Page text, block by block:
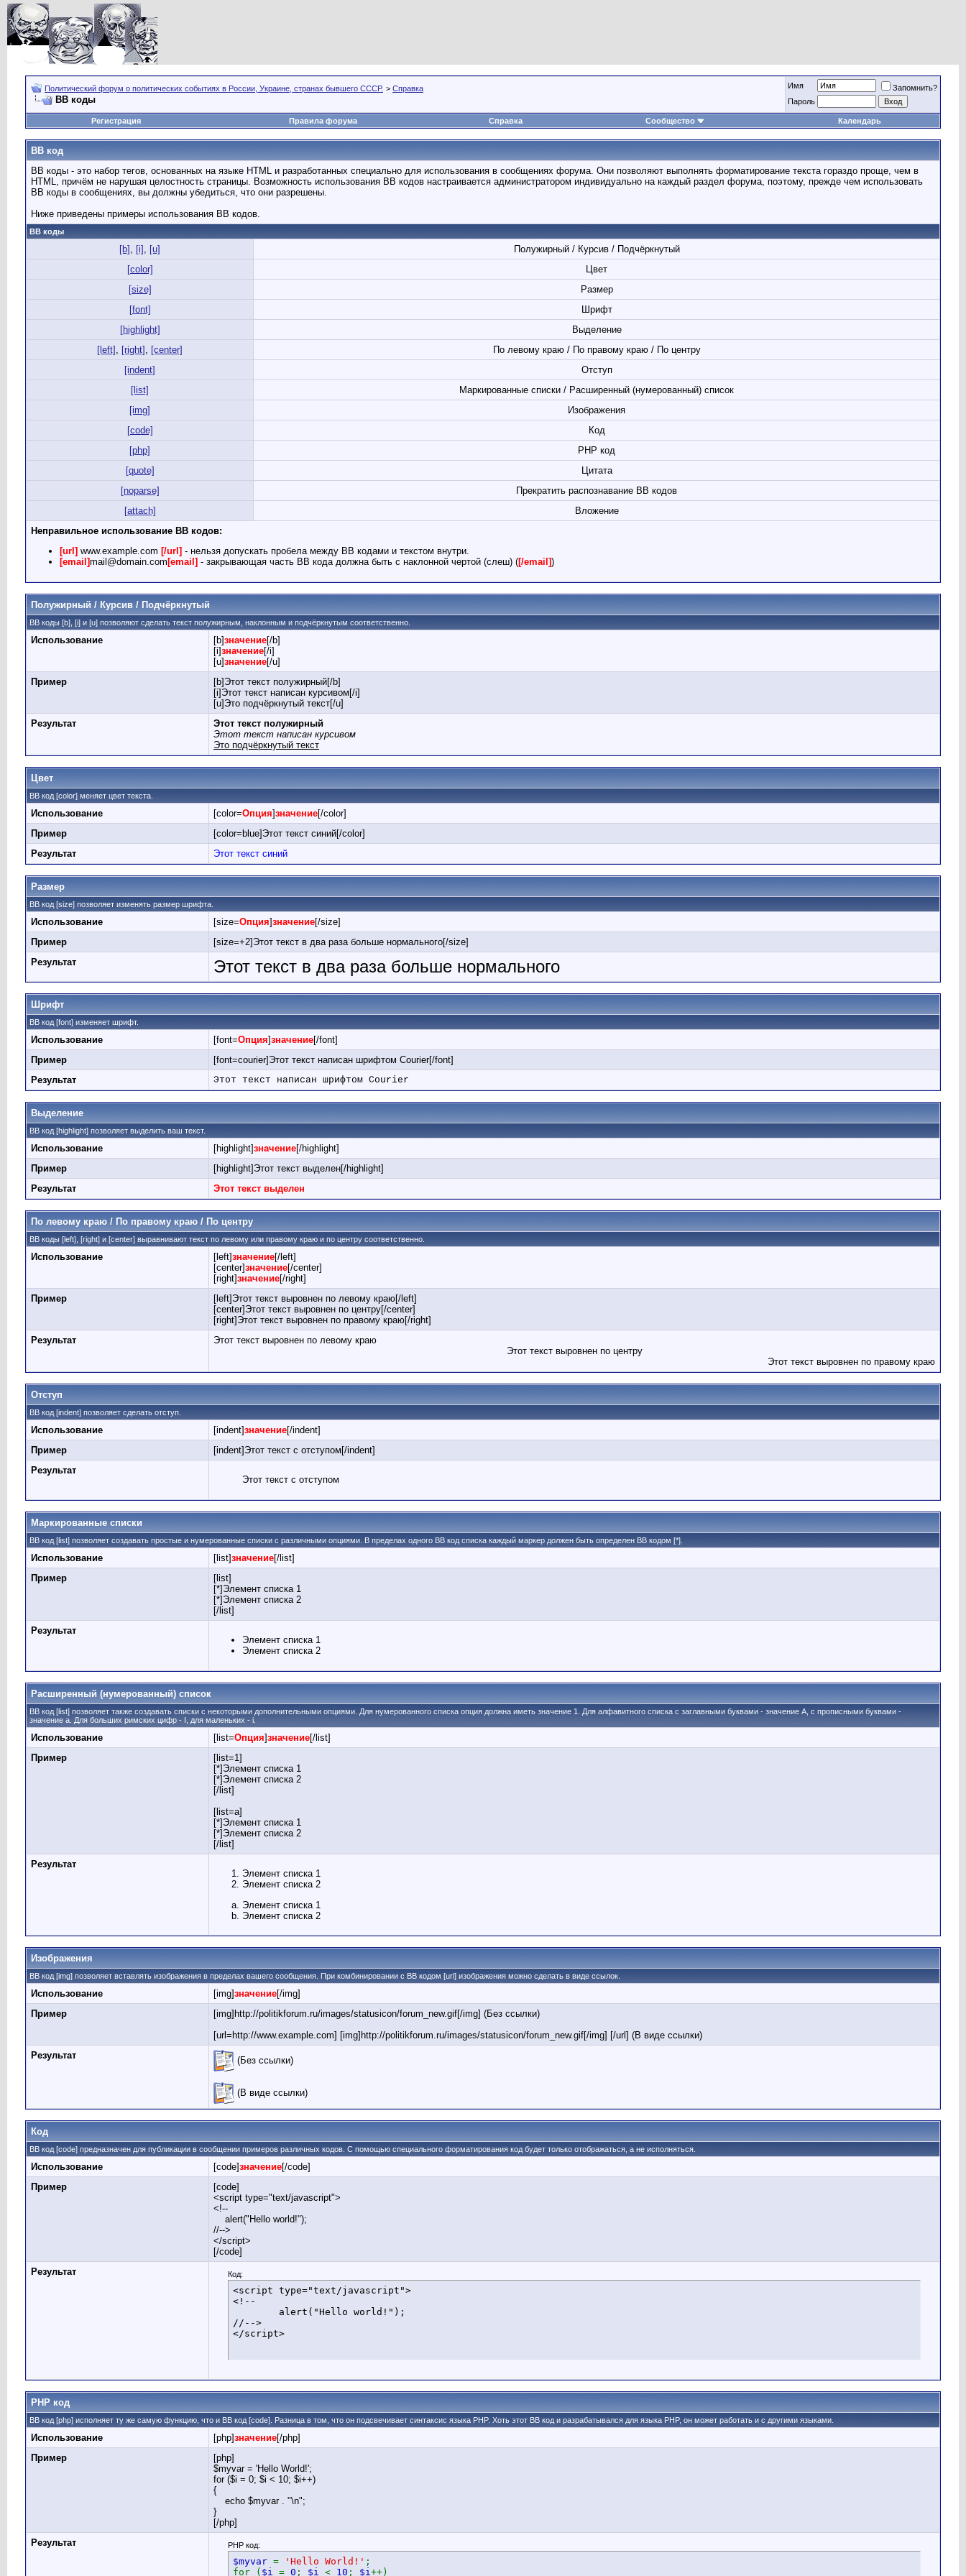
Политический форум о политических событиях в России, Украине, странах бывшего СССР. > Справка
BB коды
Имя
Запомнить?
Пароль
Регистрация Правила форума Справка Сообщество Календарь
BB код
BB коды - это набор тегов, основанных на языке HTML и разработанных специально для использования в сообщениях форума. Они позволяют выполнять форматирование текста гораздо проще, чем в
HTML, причём не нарушая целостность страницы. Возможность использования BB кодов настраивается администратором индивидуально на каждый раздел форума, поэтому, прежде чем использовать
BB коды в сообщениях, вы должны убедиться, что они разрешены.
Ниже приведены примеры использования BB кодов.
BB коды
[b] , [i] , [u]
Полужирный / Курсив / Подчёркнутый
[color]
Цвет
[size]
Размер
[font]
Шрифт
[highlight]
Выделение
[left] , [right] , [center]
По левому краю / По правому краю / По центру
[indent]
Отступ
[list]
Маркированные списки / Расширенный (нумерованный) список
[img]
Изображения
[code]
Код
[php]
PHP код
[quote]
Цитата
[noparse]
Прекратить распознавание BB кодов
[attach]
Вложение
Неправильное использование BB кодов:
[url] www.example.com [/url] - нельзя допускать пробела между BB кодами и текстом внутри.
[email]mail@domain.com [email] - закрывающая часть BB кода должна быть с наклонной чертой (слеш) ([/email])
Полужирный / Курсив / Подчёркнутый
BB коды [b], [i] и [u] позволяют сделать текст полужирным, наклонным и подчёркнутым соответственно.
Использование [b]значение[/b]
[i]значение[/i]
[u]значение[/u]
Пример
[b]Этот текст полужирный[/b]
[i]Этот текст написан курсивом[/i]
[u]Это подчёркнутый текст[/u]
Результат
Этот текст полужирный
Этот текст написан курсивом
Это подчёркнутый текст
Цвет
BB код [color] меняет цвет текста.
Использование [color=Опция]значение[/color]
Пример
[color=blue]Этот текст синий[/color]
Результат
Этот текст синий
Размер
BB код [size] позволяет изменять размер шрифта.
Использование [size=Опция]значение[/size]
Пример
[size=+2]Этот текст в два раза больше нормального[/size]
Результат
Этот текст в два раза больше нормального
Шрифт
BB код [font] изменяет шрифт.
Использование [font=Опция]значение[/font]
Пример
[font=courier]Этот текст написан шрифтом Courier[/font]
Результат
Этот текст написан шрифтом Courier
Выделение
BB код [highlight] позволяет выделить ваш текст.
Использование [highlight]значение[/highlight]
Пример
[highlight]Этот текст выделен[/highlight]
Результат
Этот текст выделен
По левому краю / По правому краю / По центру
BB коды [left], [right] и [center] выравнивают текст по левому или правому краю и по центру соответственно.
Использование [left]значение[/left]
[center]значение[/center]
[right]значение[/right]
Пример
[left]Этот текст выровнен по левому краю[/left]
[center]Этот текст выровнен по центру[/center]
[right]Этот текст выровнен по правому краю[/right]
Результат
Этот текст выровнен по левому краю
Этот текст выровнен по центру
Этот текст выровнен по правому краю
Отступ
BB код [indent] позволяет сделать отступ.
Использование [indent]значение[/indent]
Пример
[indent]Этот текст с отступом[/indent]
Результат
Этот текст с отступом
Маркированные списки
BB код [list] позволяет создавать простые и нумерованные списки с различными опциями. В пределах одного BB код списка каждый маркер должен быть определен BB кодом [*].
Использование [list]значение[/list]
Пример
[list]
[*]Элемент списка 1
[*]Элемент списка 2
[/list]
Результат
Элемент списка 1
Элемент списка 2
Расширенный (нумерованный) список
BB код [list] позволяет также создавать списки с некоторыми дополнительными опциями. Для нумерованного списка опция должна иметь значение 1. Для алфавитного списка с заглавными буквами - значение A, с прописными буквами -
значение а. Для больших римских цифр - I, для маленьких - i.
Использование [list=Опция]значение[/list]
Пример
[list=1]
[*]Элемент списка 1
[*]Элемент списка 2
[/list]
[list=a]
[*]Элемент списка 1
[*]Элемент списка 2
[/list]
Результат
Элемент списка 1
Элемент списка 2
Элемент списка 1
Элемент списка 2
Изображения
BB код [img] позволяет вставлять изображения в пределах вашего сообщения. При комбинировании с BB кодом [url] изображения можно сделать в виде ссылок.
Использование [img]значение[/img]
Пример
[img]http://politikforum.ru/images/statusicon/forum_new.gif[/img] (Без ссылки)
[url=http://www.example.com] [img]http://politikforum.ru/images/statusicon/forum_new.gif[/img] [/url] (В виде ссылки)
Результат
(Без ссылки)
(В виде ссылки)
Код
BB код [code] предназначен для публикации в сообщении примеров различных кодов. С помощью специального форматирования код будет только отображаться, а не исполняться.
Использование [code]значение[/code]
Пример
[code]
<script type="text/javascript">
<!--
alert("Hello world!");
//-->
</script>
[/code]
Результат
Код:
<script type="text/javascript">
<!--
//-->
</script>
PHP код
BB код [php] исполняет ту же самую функцию, что и BB код [code]. Разница в том, что он подсвечивает синтаксис языка PHP. Хоть этот BB код и разрабатывался для языка PHP, он может работать и с другими языками.
Использование [php]значение[/php]
Пример
[php]
$myvar = 'Hello World!';
for ($i = 0; $i < 10; $i++)
{
echo $myvar . "\n";
}
[/php]
Результат
PHP код:
$myvar = 'Hello World!' ;
for ( $i = 0 ; $i < 10 ; $i++)